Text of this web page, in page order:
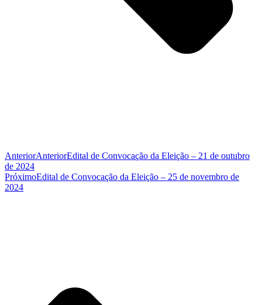
AnteriorAnteriorEdital de Convocação da Eleição – 21 de outubro
de 2024
PróximoEdital de Convocação da Eleição – 25 de novembro de
2024